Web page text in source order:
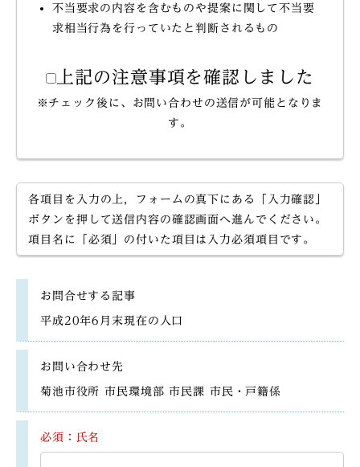
不当要求の内容を含むものや提案に関して不当要
求相当行為を行っていたと判断されるもの
上記の注意事項を確認しました
※チェック後に、お問い合わせの送信が可能となりま
す。
各項目を入力の上，フォームの真下にある「入力確認」
ボタンを押して送信内容の確認画面へ進んでください。
項目名に「必須」の付いた項目は入力必須項目です。
お問合せする記事
平成20年6月末現在の人口
お問い合わせ先
菊池市役所 市民環境部 市民課 市民・戸籍係
必須：氏名